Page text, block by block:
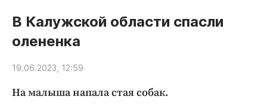
Новости компаний
Статьи
Народные новости
В Калужской области спасли
олененка
19.06.2023, 12:59
На малыша напала стая собак.